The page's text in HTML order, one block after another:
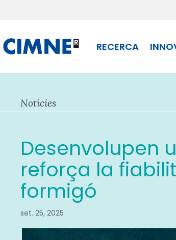
RECERCA
Notícies
Desenvolupen
reforça la
formigó
set. 25, 2025